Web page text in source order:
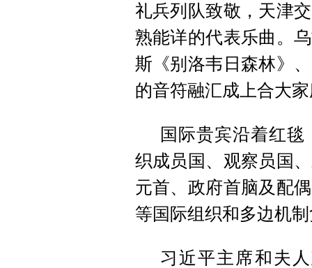
礼兵列队致敬，天津
熟能详的代表乐曲。
斯《别洛韦日森林》
的音符融汇成上合大
国际贵宾沿着红
织成员国、观察员国
元首、政府首脑及配
等国际组织和多边机
习近平主席和夫